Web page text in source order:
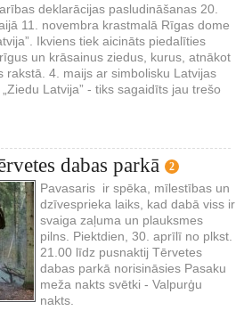
deklarācijas pasludināšanas 20.
11. novembra krastmalā Rīgas dome
Ikviens tiek aicināts piedalīties
un krāsainus ziedus, kurus, atnākot
rakstā. 4. maijs ar simbolisku Latvijas
Latvija” - tiks sagaidīts jau trešo
dabas parkā 2
Pavasaris ir spēka, mīlestības un
dzīvesprieka laiks, kad dabā viss ir
svaiga zaļuma un plauksmes
pilns. Piektdien, 30. aprīlī no plkst.
21.00 līdz pusnaktij Tērvetes
dabas parkā norisināsies Pasaku
meža nakts svētki - Valpurģu
nakts.